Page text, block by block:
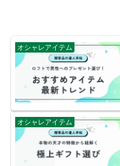
オシャレアイテム
オシャレアイテム